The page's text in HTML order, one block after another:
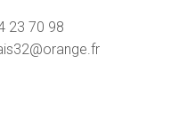
23 70 98